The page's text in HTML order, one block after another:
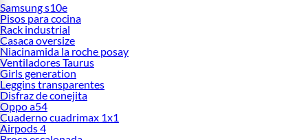
Samsung s10e
Pisos para cocina
Rack industrial
Casaca oversize
Niacinamida la roche posay
Ventiladores Taurus
Girls generation
Leggins transparentes
Disfraz de conejita
Oppo a54
Cuaderno cuadrimax 1x1
Airpods 4